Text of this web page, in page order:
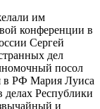
им
конференции в
Сергей
дел
посол
в РФ Мария Луиса
Республики
и